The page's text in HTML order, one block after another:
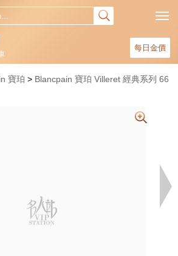
每日金價
寶珀
Blancpain 寶珀 Villeret 經典系列 66